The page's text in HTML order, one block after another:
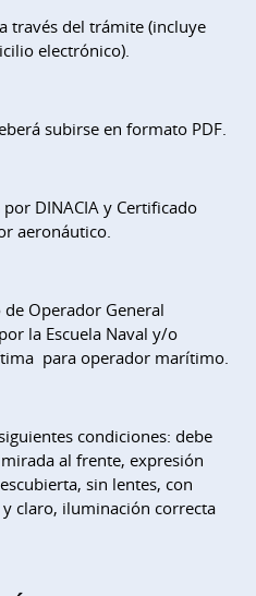
través del trámite (incluye
electrónico).
subirse en formato PDF.
DINACIA y Certificado
aeronáutico.
Operador General
la Escuela Naval y/o
para operador marítimo.
condiciones: debe
al frente, expresión
sin lentes, con
claro, iluminación correcta